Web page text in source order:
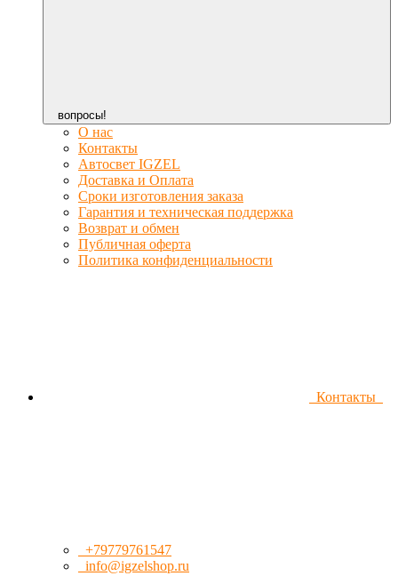
вопросы!
О нас
Контакты
Автосвет IGZEL
Доставка и Оплата
Сроки изготовления заказа
Гарантия и техническая поддержка
Возврат и обмен
Публичная оферта
Политика конфиденциальности
Контакты
+79779761547
info@igzelshop.ru